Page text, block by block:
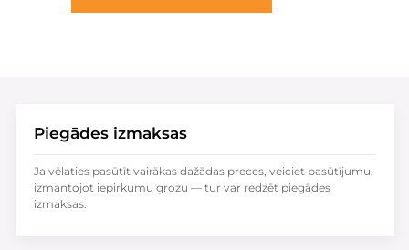
Piegādes izmaksas
Ja vēlaties pasūtīt vairākas dažādas preces, veiciet pasūtījumu,
izmantojot iepirkumu grozu — tur var redzēt piegādes
izmaksas.